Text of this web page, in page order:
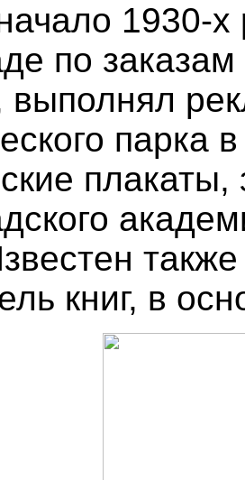
1930-х
по
выполнял
парка
книг, в